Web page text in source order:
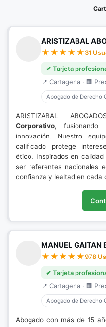
ARISTIZABAL
31
✔ Tarjeta
📍 Cartagena · 🏢
Abogado de Derecho
ARISTIZABAL
Corporativo, fusionando
innovación. Nuestro
calificado protege
ético. Inspirados en
ser referentes nacionales
confianza y lealtad en cada
MANUEL GAITAN
978
✔ Tarjeta
📍 Cartagena · 🏢
Abogado de Derecho
Abogado con más de 15